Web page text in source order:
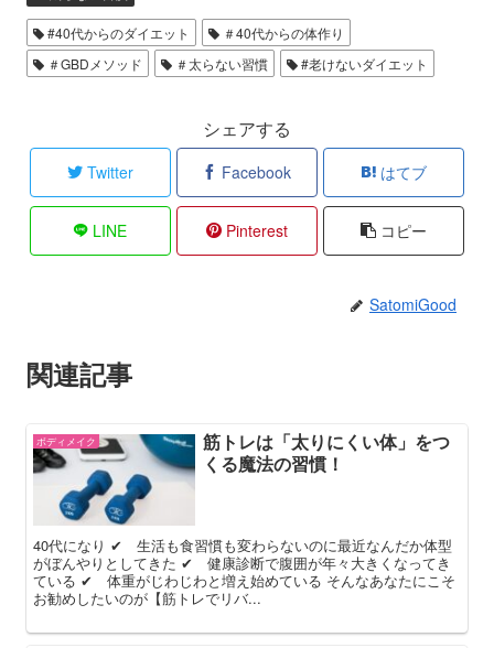
#40代からのダイエット
＃40代からの体作り
＃GBDメソッド
＃太らない習慣 #老けないダイエット
シェアする
Twitter Facebook はてブ
LINE Pinterest コピー
SatomiGood
関連記事
ボディメイク
筋トレは「太りにくい体」をつ
くる魔法の習慣！
40代になり ✔ 生活も食習慣も変わらないのに最近なんだか体型
がぼんやりとしてきた ✔ 健康診断で腹囲が年々大きくなってき
ている ✔ 体重がじわじわと増え始めている そんなあなたにこそ
お勧めしたいのが【筋トレでリバ...